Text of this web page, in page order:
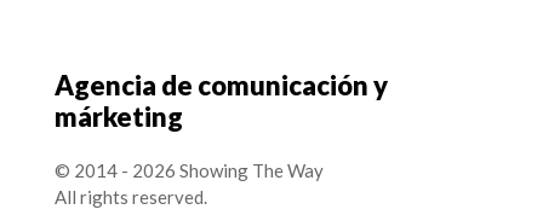
Agencia de comunicación y
márketing
© 2014 - 2026 Showing The Way
All rights reserved.